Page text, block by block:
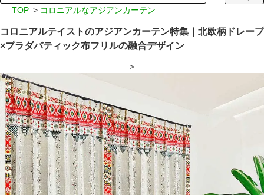
TOP > コロニアルなアジアンカーテン
コロニアルテイストのアジアンカーテン特集｜北欧柄ドレープ
×プラダバティック布フリルの融合デザイン
>